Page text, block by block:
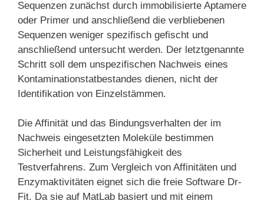
Sequenzen zunächst durch immobilisierte Aptamere
oder Primer und anschließend die verbliebenen
Sequenzen weniger spezifisch gefischt und
anschließend untersucht werden. Der letztgenannte
Schritt soll dem unspezifischen Nachweis eines
Kontaminationstatbestandes dienen, nicht der
Identifikation von Einzelstämmen.
Die Affinität und das Bindungsverhalten der im
Nachweis eingesetzten Moleküle bestimmen
Sicherheit und Leistungsfähigkeit des
Testverfahrens. Zum Vergleich von Affinitäten und
Enzymaktivitäten eignet sich die freie Software Dr-
Fit. Da sie auf MatLab basiert und mit einem